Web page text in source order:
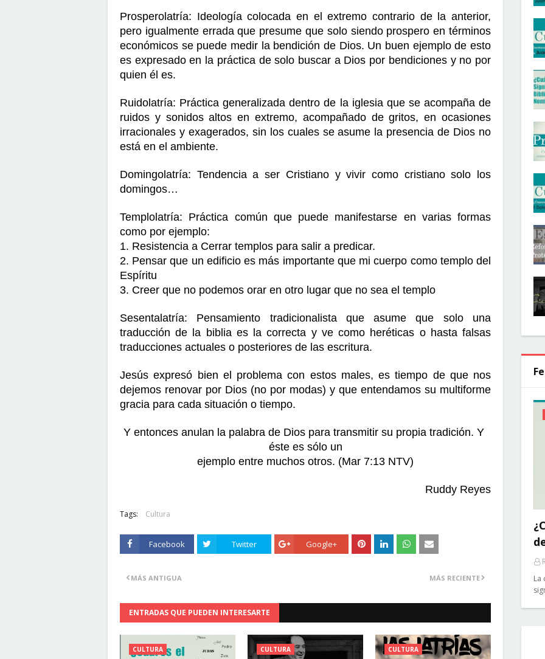
Prosperolatría: Ideología colocada en el extremo contrario de la anterior,
pero igualmente errada que presume que solo siendo prospero en términos
económicos se puede medir la bendición de Dios. Un buen ejemplo de esto
es expresado en la práctica de solo buscar a Dios por bendiciones y no por
quien él es.
Ruidolatría: Práctica generalizada dentro de la iglesia que se acompaña de
ruidos y sonidos altos en extremo, acompañado de gritos, en ocasiones
irracionales y exagerados, sin los cuales se asume la presencia de Dios no
está en el ambiente.
Domingolatría: Tendencia a ser Cristiano y vivir como cristiano solo los
domingos…
Templolatría: Práctica común que puede manifestarse en varias formas
como por ejemplo:
1. Resistencia a Cerrar templos para salir a predicar.
2. Pensar que un edificio es más importante que mi cuerpo como templo del
Espíritu
3. Creer que no podemos orar en otro lugar que no sea el templo
Sesentalatría: Pensamiento tradicionalista que asume que solo una
traducción de la biblia es la correcta y ve como heréticas o hasta falsas
traducciones actuales o posteriores de las escritura.
Jesús expresó bien el problema con estos males, es tiempo de que nos
dejemos renovar por Dios (no por modas) y que entendamos su multiforme
gracia para cada situación o tiempo.
Y entonces anulan la palabra de Dios para transmitir su propia tradición. Y
éste es sólo un
ejemplo entre muchos otros. (Mar 7:13 NTV)
Ruddy Reyes
Tags: Cultura
Facebook Twitter Google+
MÁS RECIENTE
MÁS ANTIGUA
ENTRADAS QUE PUEDEN INTERESARTE
CULTURA CULTURA CULTURA
La